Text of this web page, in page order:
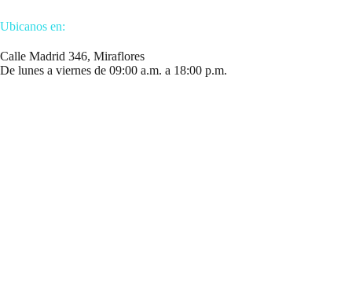
Ubicanos en:
Calle Madrid 346, Miraflores
De lunes a viernes de 09:00 a.m. a 18:00 p.m.